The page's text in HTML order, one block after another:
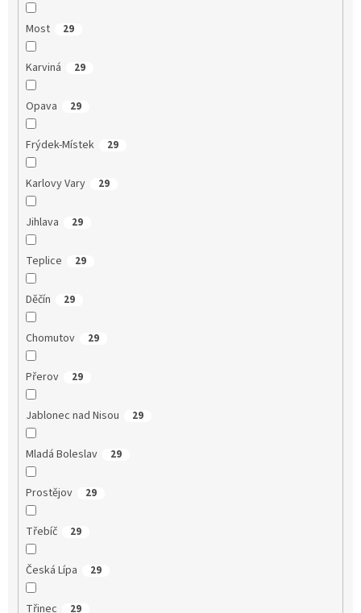
Most 29
Karviná 29
Opava 29
Frýdek-Místek 29
Karlovy Vary 29
Jihlava 29
Teplice 29
Děčín 29
Chomutov 29
Přerov 29
Jablonec nad Nisou 29
Mladá Boleslav 29
Prostějov 29
Třebíč 29
Česká Lípa 29
Třinec 29